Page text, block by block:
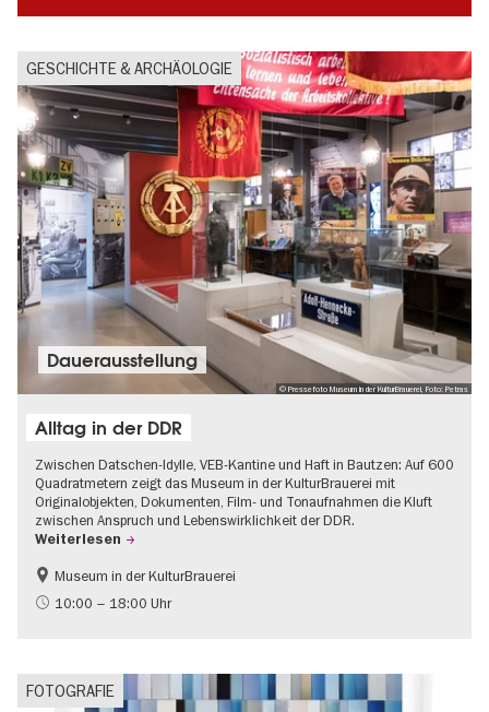
GESCHICHTE & ARCHÄOLOGIE
© Pressefoto Museum in der KulturBrauerei, Foto: Petras
Dauer­aus­stel­lung
Alltag in der DDR
Zwischen Datschen-Idylle, VEB-Kantine und Haft in Bautzen: Auf 600
Quadratmetern zeigt das Museum in der KulturBrauerei mit
Originalobjekten, Dokumenten, Film- und Tonaufnahmen die Kluft
zwischen Anspruch und Lebenswirklichkeit der DDR.
Weiterlesen
Berliner Mauer
DDR-Geschichte
Museum in der KulturBrauerei
10:00 – 18:00 Uhr
FOTOGRAFIE